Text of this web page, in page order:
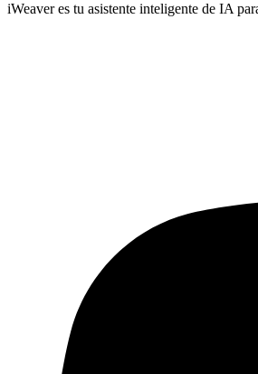
iWeaver es tu asistente inteligente de IA